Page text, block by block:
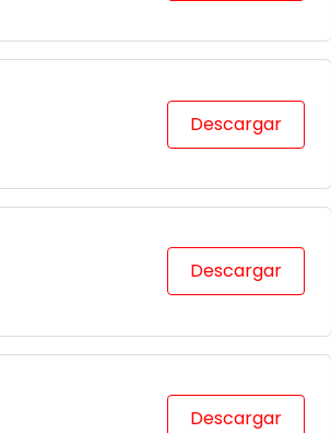
Descargar
Descargar
Descargar